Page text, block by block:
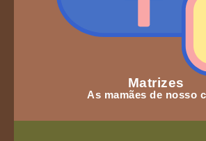
Matrizes
As mamães de nosso